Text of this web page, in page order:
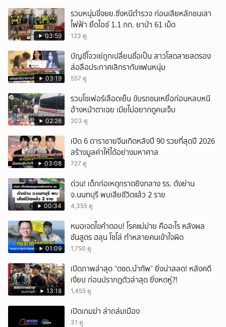
03:59
รวบหนุ่มขี่จยย.ซิ่งหนีตำรวจ ก่อนเสียหลักชนเสา
ไฟฟ้า ยึดไอซ์ 1.1 กก. ยาบ้า 61 เม็ด
123 ดู
03:19
บัญชีโจวเย่ถูกเปลี่ยนชื่อเป็น สาวโสดสายสตรอง
ส่อลือประกาศเลิกรากับแฟนหนุ่ม
557 ดู
02:26
รวบโชเฟอร์เลือดเย็น ขับรถชนเหยื่อก่อนหลบหนี
อ้างหน้าตาเฉย เมียไม่อยากดูคนเจ็บ
203 ดู
03:08
เปิด 6 ดาราชายจีนเกิดหลังปี 90 รวยที่สุดปี 2026
สร้างมูลค่าให้ได้อย่างมหาศาล
727 ดู
00:34
ด่วน! เด็กก่อเหตุกราดยิงกลาง รร. ดังย่าน
จ.นนทบุรี พบเสียชีวิตแล้ว 2 ราย
4,355 ดู
01:09
หมอเจดไขคำตอบ! โรคแม่ม่าย คืออะไร หลังผล
ชันสูตร ฮลุน โซโล่ ทำหลายคนเข้าใจผิด
1,750 ดู
13:18
เปิดภาพล่าสุด “ตชด.นำทัพ” ยิ่งน่าสลด! หลังคดี
เงียบ ก่อนปรากฎตัวล่าสุด ยิ่งหดหู่?!
1,455 ดู
เปิดเกมฆ่า ล่าถล่มเมือง
31 ดู